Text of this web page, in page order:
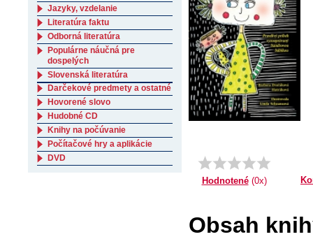
Hodnotené(0x)
Obsah
Jazyky, vzdelanie
Literatúra faktu
Odborná literatúra
Populárne náučná pre
dospelých
Slovenská literatúra
Darčekové predmety a ostatné
Hovorené slovo
Hudobné CD
Knihy na počúvanie
Počítačové hry a aplikácie
DVD